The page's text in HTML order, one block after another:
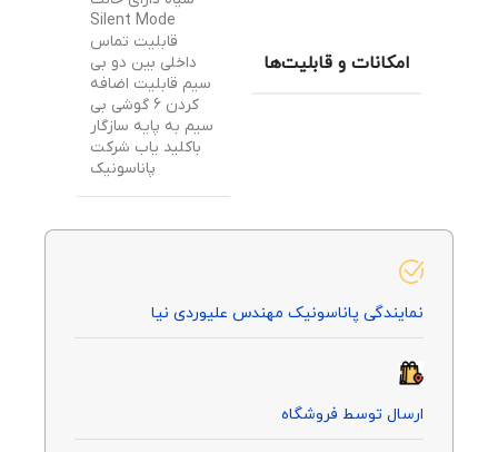
امکانات و قابلیت‌ها
Silent Mode
قابلیت تماس
داخلی بین دو بی
سیم قابلیت اضافه
کردن ۶ گوشی بی
سیم به پایه سازگار
باکلید یاب شرکت
پاناسونیک
نمایندگی پاناسونیک مهندس علیوردی نیا
ارسال توسط فروشگاه